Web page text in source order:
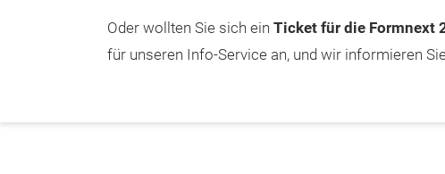
Oder wollten Sie sich ein Ticket für die Formnext
für unseren Info-Service an, und wir informieren